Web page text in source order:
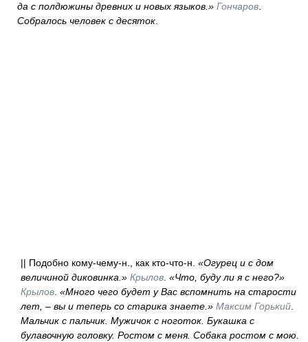
да с полдюжины древних и новых языков.» Гончаров
Собралось человек с десяток
|| Подобно кому-чему-н., как кто-что-н. «Огурец и с дом
величиной диковинка.» Крылов «Что, буду ли я с него?»
Крылов «Много чего будет у Вас вспомнить на старости
лет, – вы и теперь со старика знаете.» Максим Горький
Мальчик с пальчик. Мужичок с ноготок. Букашка с
булавочную головку. Ростом с меня. Собака ростом с мою.